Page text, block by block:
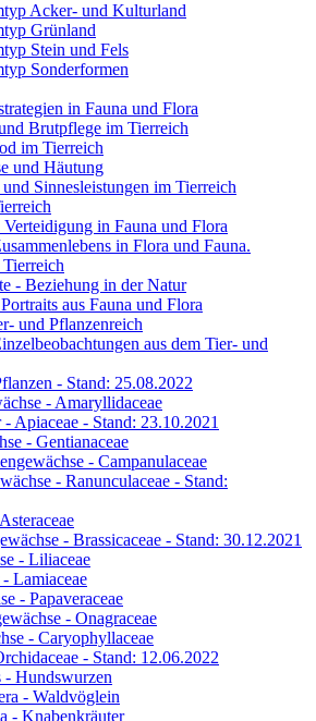
Acker- und Kulturland
Grünland
Stein und Fels
Sonderformen
in Fauna und Flora
Brutpflege im Tierreich
im Tierreich
und Häutung
und Sinnesleistungen im Tierreich
in Fauna und Flora
in Flora und Fauna.
- Beziehung in der Natur
aus Fauna und Flora
und Pflanzenreich
aus dem Tier- und
- Stand: 25.08.2022
- Amaryllidaceae
Apiaceae - Stand: 23.10.2021
- Gentianaceae
- Campanulaceae
- Ranunculaceae - Stand:
- Brassicaceae - Stand: 30.12.2021
- Liliaceae
Lamiaceae
- Papaveraceae
- Onagraceae
- Caryophyllaceae
- Stand: 12.06.2022
- Hundswurzen
- Waldvöglein
- Knabenkräuter